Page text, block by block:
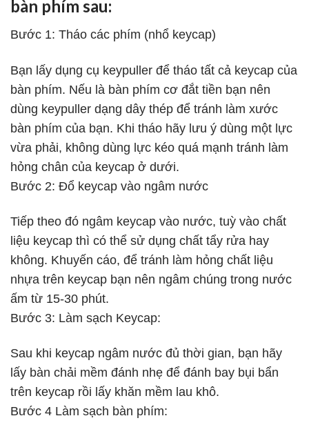
bàn phím sau:
Bước 1: Tháo các phím (nhổ keycap)
Bạn lấy dụng cụ keypuller để tháo tất cả keycap của
bàn phím. Nếu là bàn phím cơ đắt tiền bạn nên
dùng keypuller dạng dây thép để tránh làm xước
bàn phím của bạn. Khi tháo hãy lưu ý dùng một lực
vừa phải, không dùng lực kéo quá mạnh tránh làm
hỏng chân của keycap ở dưới.
Bước 2: Đổ keycap vào ngâm nước
Tiếp theo đó ngâm keycap vào nước, tuỳ vào chất
liệu keycap thì có thể sử dụng chất tẩy rửa hay
không. Khuyến cáo, để tránh làm hỏng chất liệu
nhựa trên keycap bạn nên ngâm chúng trong nước
ấm từ 15-30 phút.
Bước 3: Làm sạch Keycap:
Sau khi keycap ngâm nước đủ thời gian, bạn hãy
lấy bàn chải mềm đánh nhẹ để đánh bay bụi bẩn
trên keycap rồi lấy khăn mềm lau khô.
Bước 4 Làm sạch bàn phím: